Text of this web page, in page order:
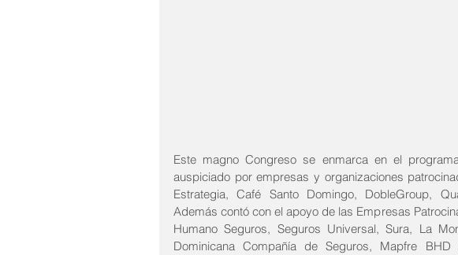
Este magno Congreso se enmarca en el
auspiciado por empresas y organizaciones
Estrategia, Café Santo Domingo, DobleGroup,
Además contó con el apoyo de las Empresas
Humano Seguros, Seguros Universal, Sura, La
Dominicana Compañía de Seguros, Mapfre BHD